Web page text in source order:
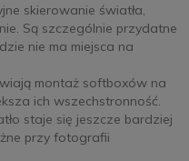
skierowanie światła,
Są szczególnie przydatne
nie ma miejsca na
montaż softboxów na
ich wszechstronność.
staje się jeszcze bardziej
przy fotografii